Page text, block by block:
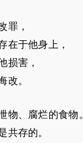
罪，
在于他身上，
损害，
改。
物、腐烂的食物。
共存的。